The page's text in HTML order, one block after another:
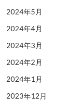
2024年5月
2024年4月
2024年3月
2024年2月
2024年1月
2023年12月